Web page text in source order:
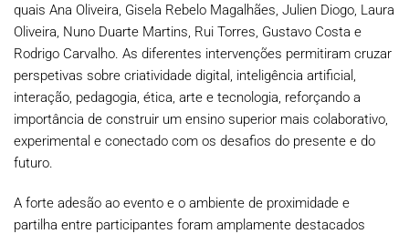
quais Ana Oliveira, Gisela Rebelo Magalhães, Julien Diogo, Laura
Oliveira, Nuno Duarte Martins, Rui Torres, Gustavo Costa e
Rodrigo Carvalho. As diferentes intervenções permitiram cruzar
perspetivas sobre criatividade digital, inteligência artificial,
interação, pedagogia, ética, arte e tecnologia, reforçando a
importância de construir um ensino superior mais colaborativo,
experimental e conectado com os desafios do presente e do
futuro.
A forte adesão ao evento e o ambiente de proximidade e
partilha entre participantes foram amplamente destacados